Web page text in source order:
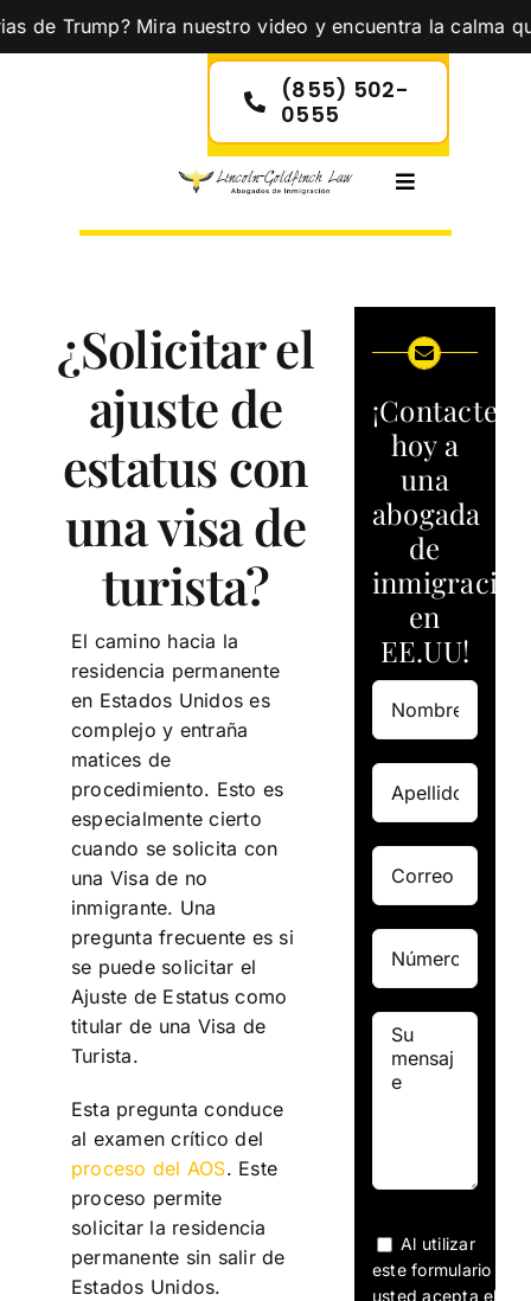
Skip
Mira nuestro video y encuentra la calma que
(855) 502-
0555
Toggle
¿Solicitar el
ajuste de
estatus con
una visa de
turista?
El camino hacia la
residencia permanente
en Estados Unidos es
complejo y entraña
matices de
procedimiento. Esto es
especialmente cierto
cuando se solicita con
una Visa de no
inmigrante. Una
pregunta frecuente es si
se puede solicitar el
Ajuste de Estatus como
titular de una Visa de
Turista.
Esta pregunta conduce
al examen crítico del
proceso del AOS. Este
proceso permite
solicitar la residencia
permanente sin salir de
Estados Unidos.
¡Contacte
hoy a
una
abogada
de
inmigración
en
EE.UU!
Al utilizar
este formulario
usted acepta el